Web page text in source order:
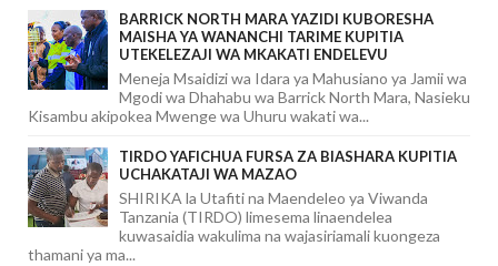
BARRICK NORTH MARA YAZIDI KUBORESHA
MAISHA YA WANANCHI TARIME KUPITIA
UTEKELEZAJI WA MKAKATI ENDELEVU
Meneja Msaidizi wa Idara ya Mahusiano ya Jamii wa
Mgodi wa Dhahabu wa Barrick North Mara, Nasieku
Kisambu akipokea Mwenge wa Uhuru wakati wa...
TIRDO YAFICHUA FURSA ZA BIASHARA KUPITIA
UCHAKATAJI WA MAZAO
SHIRIKA la Utafiti na Maendeleo ya Viwanda
Tanzania (TIRDO) limesema linaendelea
kuwasaidia wakulima na wajasiriamali kuongeza
thamani ya ma...